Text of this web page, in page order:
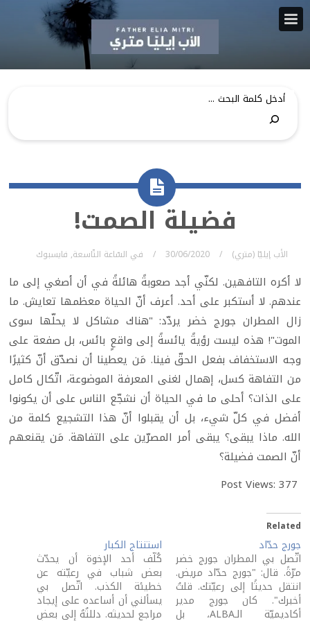
فضيلة الصمت!
الأب إيليّا (متري) 30/06/2020 في السّاعة التّاسعة, فايسبوك
لا أكره التافهين. لكنّي أجد صعوبةً هائلةً في أن أصغي إلى ما
عندهم. لا أستكبر على أحد. أعرف أنّ الحياة معظمها تعايش. ما
زال المطران جورج خضر يردّد: "هناك مشاكل لا يحلّها سوى
الموت"! هذه ليست رؤيةً يائسةً إلى واقعٍ بائس، بل صفعة على
وجه الاستخفاف بفعل الحقّ فينا. مَن يعطينا أن نصدّق أنّ كثيرًا
من التفاهة كسل، إهمال لغنى المعرفة الموضوعة، اتّكال كامل
على الذات؟ أحلى ما في الحياة أن نشجّع الناس على أن يكونوا
أفضل في كلّ شيء، بل أن يقبلوا أنّ هذا التشجيع كلمة من
الله. ماذا يبقى؟ يبقى أمر المصرّين على التفاهة. مَن يقنعهم
أنّ الصمت فضيلة؟
Post Views: 377
Related
جورج حدّاد
اتّصل بي المطران جورج خضر
مرّةً. قال: "جورج حدّاد مريض.
انتقل حديثًا إلى رعيّتك. قلتُ
أخبرك". كان جورج مدير
أكاديميّة الـALBA، بل
استنتاج الكبار
كُلّف أحد الإخوة أن يحدّث
بعض شباب في رعيّته عن
خطيئة الكذب. اتّصل بي
يسألني أن أساعده على إيجاد
مراجع لحديثه. دللتُهُ إلى بعض